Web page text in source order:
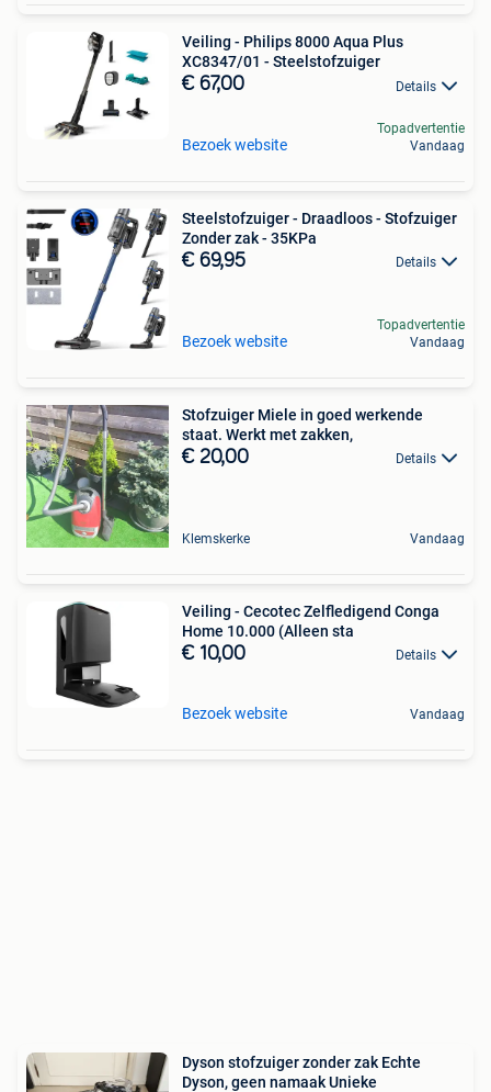
Veiling - Philips 8000 Aqua Plus
XC8347/01 - Steelstofzuiger
€ 67,00 Details
Bezoek website
Topadvertentie
Vandaag
Steelstofzuiger - Draadloos - Stofzuiger
Zonder zak - 35KPa
€ 69,95 Details
Bezoek website
Topadvertentie
Vandaag
Stofzuiger Miele in goed werkende
staat. Werkt met zakken,
€ 20,00 Details
Klemskerke Vandaag
Veiling - Cecotec Zelfledigend Conga
Home 10.000 (Alleen sta
€ 10,00 Details
Bezoek website Vandaag
Dyson stofzuiger zonder zak Echte
Dyson, geen namaak Unieke